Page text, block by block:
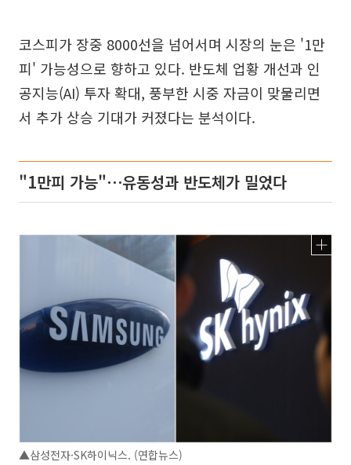
코스피가 장중 8000선을 넘어서며 시장의 눈은 '1만
피' 가능성으로 향하고 있다. 반도체 업황 개선과 인
공지능(AI) 투자 확대, 풍부한 시중 자금이 맞물리면
서 추가 상승 기대가 커졌다는 분석이다.
"1만피 가능"⋯유동성과 반도체가 밀었다
▲삼성전자·SK하이닉스. (연합뉴스)